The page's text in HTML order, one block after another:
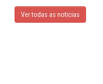
Ver todas as noticias